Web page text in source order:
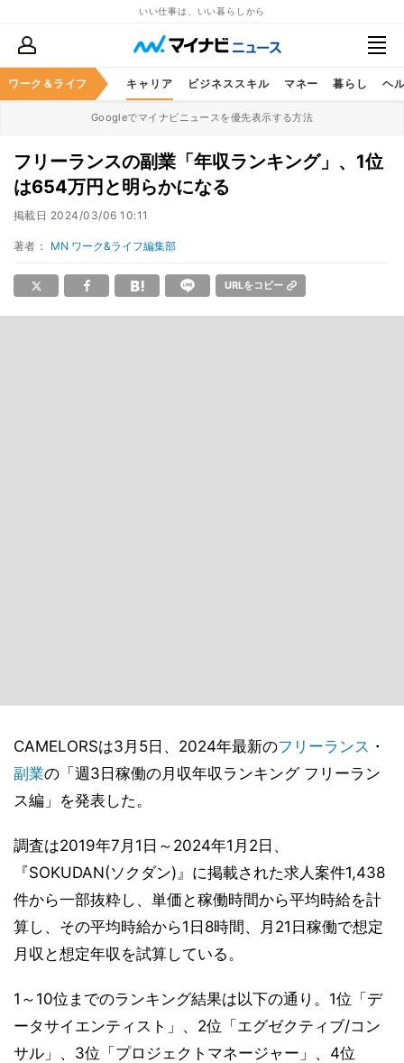
いい仕事は、いい暮らしから
ワーク＆ライフ キャリア ビジネススキル マネー 暮らし ヘ
Googleでマイナビニュースを優先表示する方法
フリーランスの副業「年収ランキング」、1位
は654万円と明らかになる
掲載日 2024/03/06 10:11
著者： MN ワーク&ライフ編集部
URLをコピー
CAMELORSは3月5日、2024年最新のフリーランス ・
副業の「週3日稼働の月収年収ランキング フリーラン
ス編」を発表した。
調査は2019年7月1日～2024年1月2日、
『SOKUDAN(ソクダン)』に掲載された求人案件1,438
件から一部抜粋し、単価と稼働時間から平均時給を計
算し、その平均時給から1日8時間、月21日稼働で想定
月収と想定年収を試算している。
1～10位までのランキング結果は以下の通り。1位「デ
ータサイエンティスト」、2位「エグゼクティブ/コン
サル」、3位「プロジェクトマネージャー」、4位